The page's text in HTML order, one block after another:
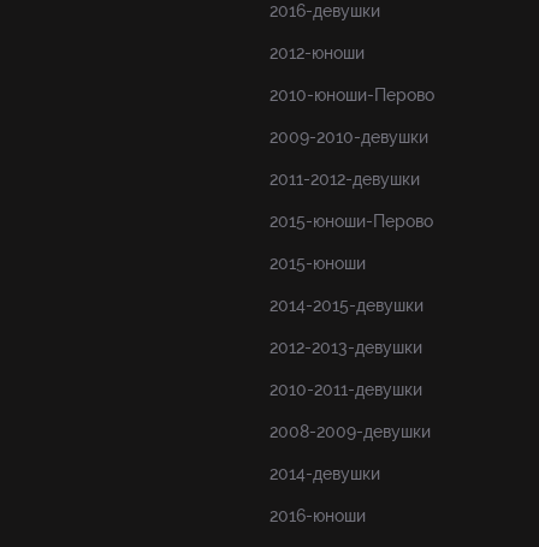
2016-девушки
2012-юноши
2010-юноши-Перово
2009-2010-девушки
2011-2012-девушки
2015-юноши-Перово
2015-юноши
2014-2015-девушки
2012-2013-девушки
2010-2011-девушки
2008-2009-девушки
2014-девушки
2016-юноши